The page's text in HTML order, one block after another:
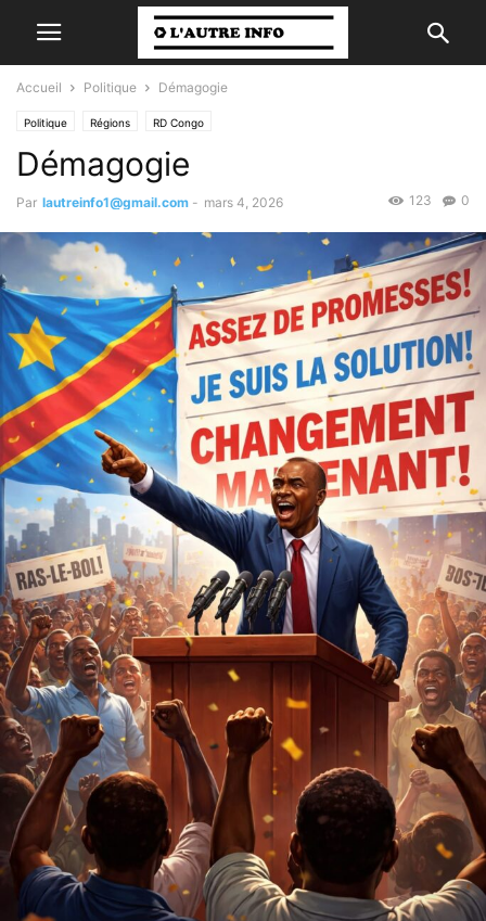
Accueil Politique Démagogie
Politique Régions RD Congo
Démagogie
Par lautreinfo1@gmail.com - mars 4, 2026 0
123